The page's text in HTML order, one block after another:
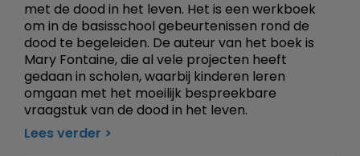
met de dood in het leven. Het is een werkboek
om in de basisschool gebeurtenissen rond de
dood te begeleiden. De auteur van het boek is
Mary Fontaine, die al vele projecten heeft
gedaan in scholen, waarbij kinderen leren
omgaan met het moeilijk bespreekbare
vraagstuk van de dood in het leven.
Lees verder